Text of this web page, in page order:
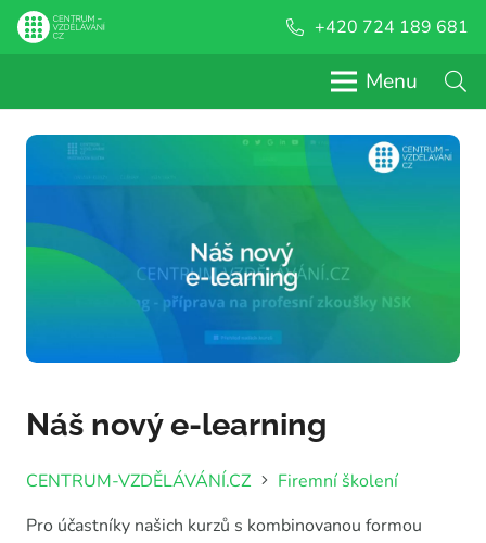
+420 724 189 681
Menu
Náš nový e-learning
CENTRUM-VZDĚLÁVÁNÍ.CZ
Firemní školení
Pro účastníky našich kurzů s kombinovanou formou